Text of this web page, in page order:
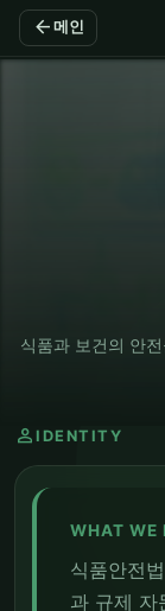
arrow_back 메인
식품과 보건의 안
person IDENTITY
WHAT WE
식품안전
과 규제 자